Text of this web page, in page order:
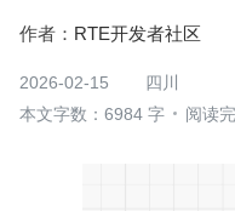
作者： RTE开发者社区
2026-02-15
四川
本文字数：6984 字
阅读